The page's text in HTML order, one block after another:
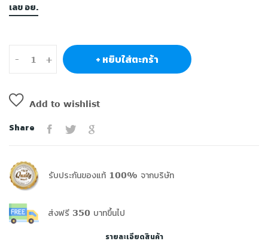
เลข อย.
- + + หยิบใส่ตะกร้า
Add to wishlist
Share
รับประกันของแท้ 100% จากบริษัท
ส่งฟรี 350 บาทขึ้นไป
รายละเอียดสินค้า